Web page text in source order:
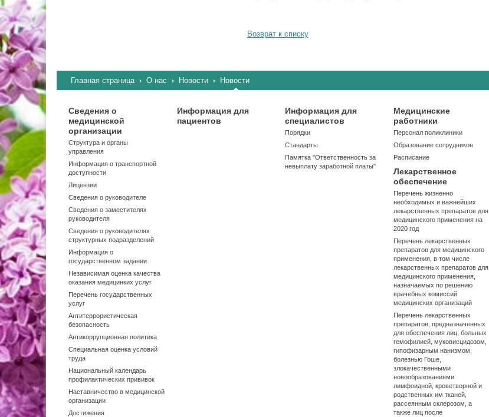
Возврат к списку
Главная страница О нас Новости Новости
Сведения о
медицинской
организации
Структура и органы
управления
Информация о транспортной
доступности
Лицензии
Сведения о руководителе
Сведения о заместителях
руководителя
Сведения о руководителях
структурных подразделений
Информация о
государственном задании
Независимая оценка качества
оказания медицинких услуг
Перечень государственных
услуг
Антитеррористическая
безопасность
Антикоррупционная политика
Специальная оценка условий
труда
Национальный календарь
профилактических прививок
Наставничество в медицинской
организации
Достижения
Информация для
пациентов
Информация для
специалистов
Порядки
Стандарты
Памятка "Ответственность за
невыплату заработной платы"
Медицинские
работники
Персонал поликлиники
Образование сотрудников
Расписание
Лекарственное
обеспечение
Перечень жизненно
необходимых и важнейших
лекарственных препаратов для
медицинского применения на
2020 год
Перечень лекарственных
препаратов для медицинского
применения, в том числе
лекарственных препаратов для
медицинского применения,
назначаемых по решению
врачебных комиссий
медицинских организаций
Перечень лекарственных
препаратов, предназначенных
для обеспечения лиц, больных
гемофилией, муковисцидозом,
гипофизарным нанизмом,
болезнью Гоше,
злокачественными
новообразованиями
лимфоидной, кроветворной и
родственных им тканей,
рассеянным склерозом, а
также лиц после